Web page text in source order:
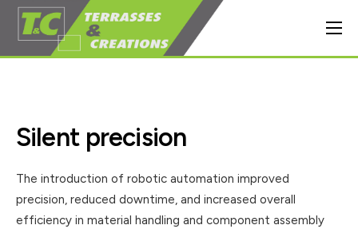
CRÉATIONS ET AMÉNAGEMENTS
Clôtures et portails
Terrassement
A PROPOS DE L’ENTREPRISE
Silent precision
The introduction of robotic automation improved
precision, reduced downtime, and increased overall
efficiency in material handling and component assembly